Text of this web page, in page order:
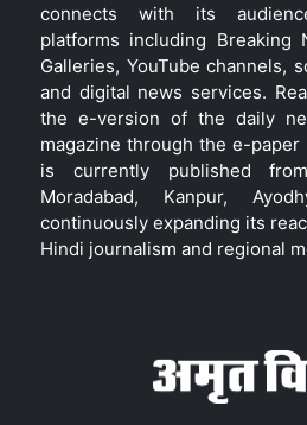
connects with its
platforms including Breaking
Galleries, YouTube channels,
and digital news services.
the e-version of the daily
magazine through the e-
is currently published
Moradabad, Kanpur,
continuously expanding its
Hindi journalism and regional